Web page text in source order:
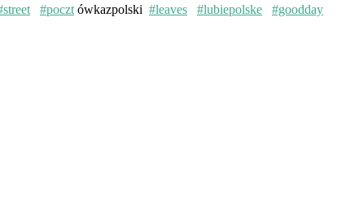
#poczt ówkazpolski #leaves #lubiepolske
#goodday